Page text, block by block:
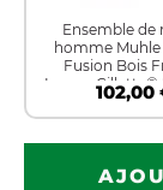
Ensemble de
homme
Fusion Bois
Lames102,00